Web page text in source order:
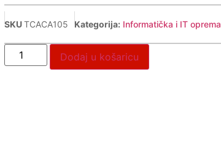
SKUTCACA105 Kategorija: Informatička i IT oprema
Dodaj u košaricu